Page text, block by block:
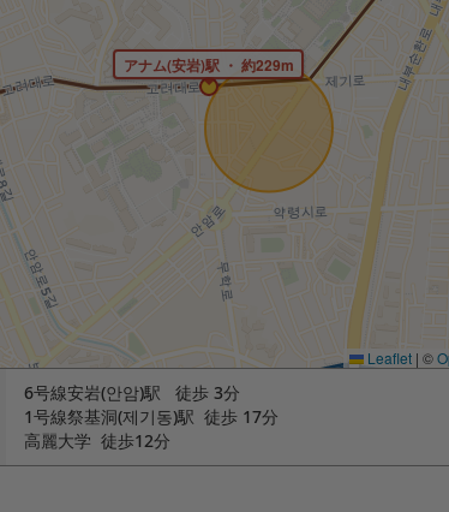
アナム(安岩)駅 ・ 約229m
Leaflet | ©
6号線安岩(안암)駅 徒歩 3分
1号線祭基洞(제기동)駅 徒歩 17分
高麗大学 徒歩12分